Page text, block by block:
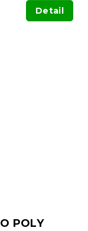
Detail
POLY